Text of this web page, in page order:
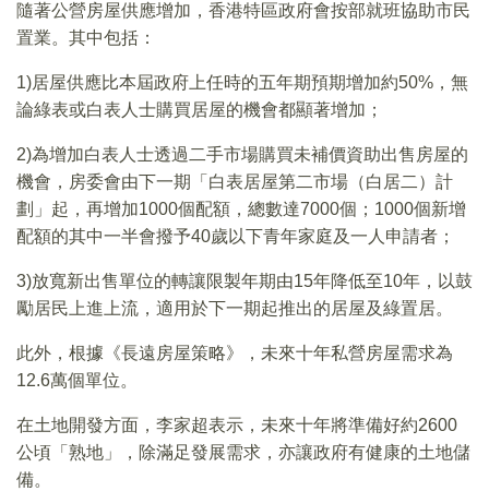
隨著公營房屋供應增加，香港特區政府會按部就班協助市民
置業。其中包括：
1)居屋供應比本屆政府上任時的五年期預期增加約50%，無
論綠表或白表人士購買居屋的機會都顯著增加；
2)為增加白表人士透過二手市場購買未補價資助出售房屋的
機會，房委會由下一期「白表居屋第二市場（白居二）計
劃」起，再增加1000個配額，總數達7000個；1000個新增
配額的其中一半會撥予40歲以下青年家庭及一人申請者；
3)放寬新出售單位的轉讓限製年期由15年降低至10年，以鼓
勵居民上進上流，適用於下一期起推出的居屋及綠置居。
此外，根據《長遠房屋策略》，未來十年私營房屋需求為
12.6萬個單位。
在土地開發方面，李家超表示，未來十年將準備好約2600
公頃「熟地」，除滿足發展需求，亦讓政府有健康的土地儲
備。